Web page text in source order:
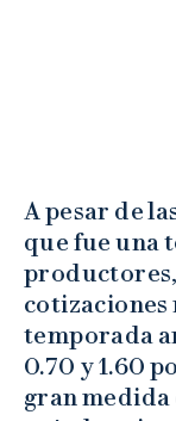
A pesar de
que fue una
cotizaciones
temporada
0.70 y 1.60
gran medida